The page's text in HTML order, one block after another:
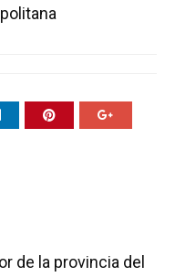
de la provincia del